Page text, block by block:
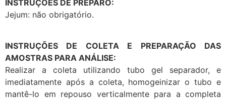
INSTRUÇÕES DE PREPARO:
Jejum: não obrigatório.
INSTRUÇÕES DE COLETA E PREPARAÇÃO DAS
AMOSTRAS PARA ANÁLISE:
Realizar a coleta utilizando tubo gel separador, e
imediatamente após a coleta, homogeinizar o tubo e
mantê-lo em repouso verticalmente para a completa